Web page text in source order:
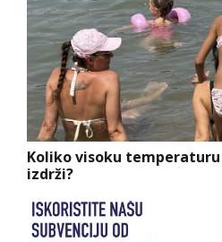
Koliko visoku
izdrži?